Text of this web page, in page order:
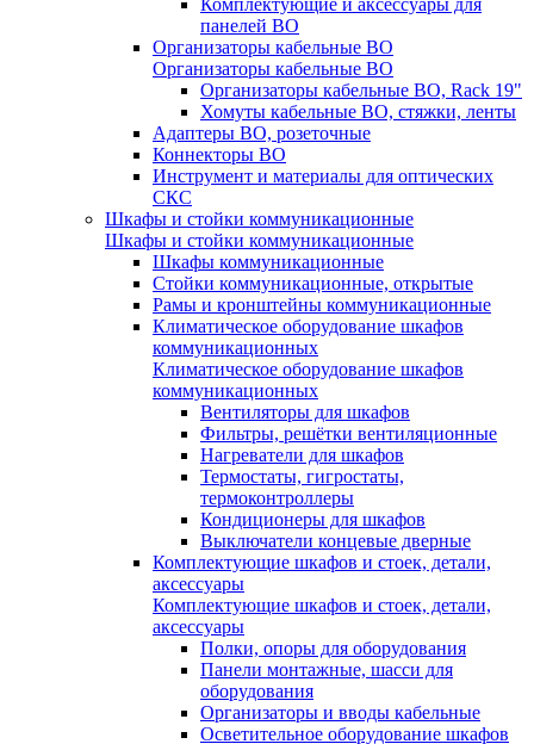
Комплектующие и аксессуары для
панелей ВО
Организаторы кабельные ВО
Организаторы кабельные ВО
Организаторы кабельные ВО, Rack 19"
Хомуты кабельные ВО, стяжки, ленты
Адаптеры ВО, розеточные
Коннекторы ВО
Инструмент и материалы для оптических
СКС
Шкафы и стойки коммуникационные
Шкафы и стойки коммуникационные
Шкафы коммуникационные
Стойки коммуникационные, открытые
Рамы и кронштейны коммуникационные
Климатическое оборудование шкафов
коммуникационных
Климатическое оборудование шкафов
коммуникационных
Вентиляторы для шкафов
Фильтры, решётки вентиляционные
Нагреватели для шкафов
Термостаты, гигростаты,
термоконтроллеры
Кондиционеры для шкафов
Выключатели концевые дверные
Комплектующие шкафов и стоек, детали,
аксессуары
Комплектующие шкафов и стоек, детали,
аксессуары
Полки, опоры для оборудования
Панели монтажные, шасси для
оборудования
Организаторы и вводы кабельные
Осветительное оборудование шкафов